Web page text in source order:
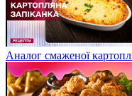
Аналог смаженої